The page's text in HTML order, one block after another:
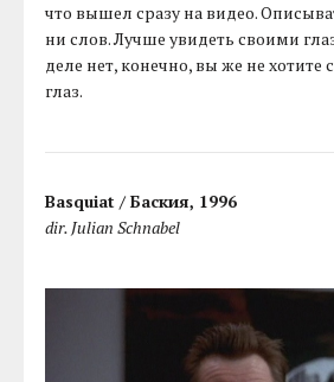
что вышел сразу на видео.
ни слов. Лучше увидеть своими
деле нет, конечно, вы же не хотите
глаз.
Basquiat / Баския, 1996
dir. Julian Schnabel